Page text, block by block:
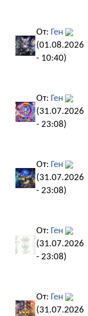
От: Ген
(01.08.2026
- 10:40)
От: Ген
(31.07.2026
- 23:08)
От: Ген
(31.07.2026
- 23:08)
От: Ген
(31.07.2026
- 23:08)
От: Ген
(31.07.2026